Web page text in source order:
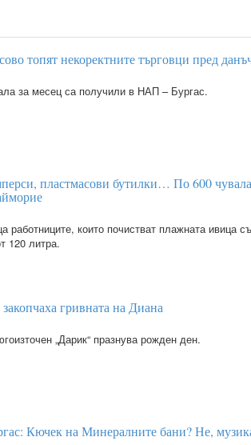
топят некоректните търговци пред
за месец са получили в НАП – Бургас.
пластмасови бутилки… По 600
работниците, които почистват плажната ивица
120 литра.
гривната на Диана
„Дарик“ празнува рожден ден.
Кючек на Минералните бани? Не,